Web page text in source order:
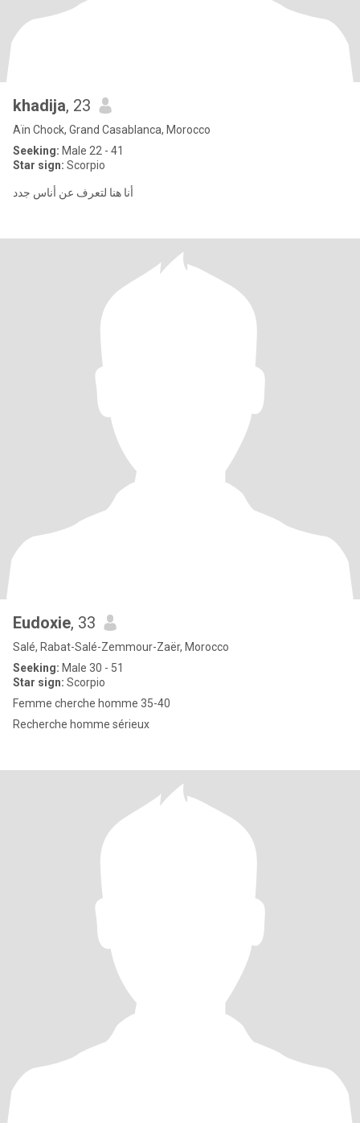
khadija, 23
Aïn Chock, Grand Casablanca, Morocco
Seeking: Male 22 - 41
Star sign: Scorpio
أنا هنا لتعرف عن أناس جدد
Eudoxie, 33
Salé, Rabat-Salé-Zemmour-Zaër, Morocco
Seeking: Male 30 - 51
Star sign: Scorpio
Femme cherche homme 35-40
Recherche homme sérieux